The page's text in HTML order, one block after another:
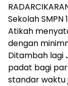
Sekolah SMPN
Atikah
dengan
Ditambah lagi
padat bagi
standar waktu